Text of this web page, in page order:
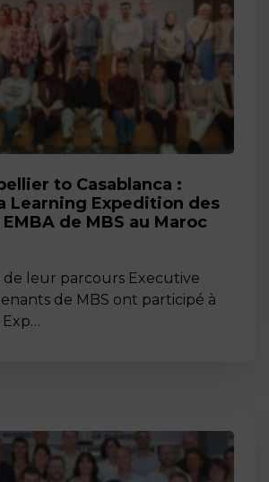
to Casablanca :
Learning Expedition des
de MBS au Maroc
de leur parcours Executive
de MBS ont participé à